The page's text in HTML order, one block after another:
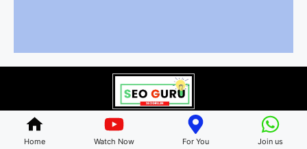
Home Watch Now For You Join us
© 2026 bhartiyriyashat.com • All rights reserved